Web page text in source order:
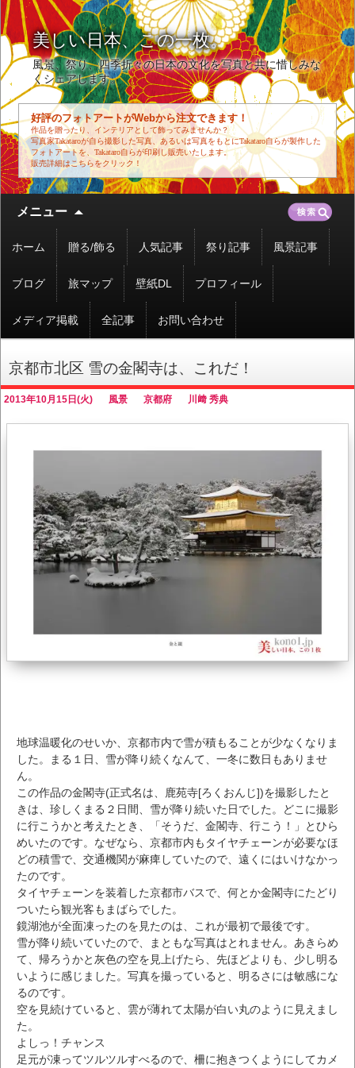
美しい日本、この一枚。
風景、祭り、四季折々の日本の文化を写真と共に惜しみな
くシェアします。
好評のフォトアートがWebから注文できます！
作品を贈ったり、インテリアとして飾ってみませんか？
写真家Takataroが自ら撮影した写真、あるいは写真をもとにTakataro自らが製作した
フォトアートを、Takataro自らが印刷し販売いたします。
販売詳細はこちらをクリック！
メニュー
テ
ツ
移
動
ホーム 贈る/飾る 人気記事 祭り記事 風景記事
ブログ 旅マップ 壁紙DL プロフィール
メディア掲載 全記事 お問い合わせ
検
索:
京都市北区 雪の金閣寺は、これだ！
2013年10月15日(火) 風景 京都府 川﨑 秀典
地球温暖化のせいか、京都市内で雪が積もることが少なくなりま
した。まる１日、雪が降り続くなんて、一冬に数日もありませ
ん。
この作品の金閣寺(正式名は、鹿苑寺[ろくおんじ])を撮影したと
きは、珍しくまる２日間、雪が降り続いた日でした。どこに撮影
に行こうかと考えたとき、「そうだ、金閣寺、行こう！」とひら
めいたのです。なぜなら、京都市内もタイヤチェーンが必要なほ
どの積雪で、交通機関が麻痺していたので、遠くにはいけなかっ
たのです。
タイヤチェーンを装着した京都市バスで、何とか金閣寺にたどり
ついたら観光客もまばらでした。
鏡湖池が全面凍ったのを見たのは、これが最初で最後です。
雪が降り続いていたので、まともな写真はとれません。あきらめ
て、帰ろうかと灰色の空を見上げたら、先ほどよりも、少し明る
いように感じました。写真を撮っていると、明るさには敏感にな
るのです。
空を見続けていると、雲が薄れて太陽が白い丸のように見えまし
た。
よしっ！チャンス
足元が凍ってツルツルすべるので、柵に抱きつくようにしてカメ